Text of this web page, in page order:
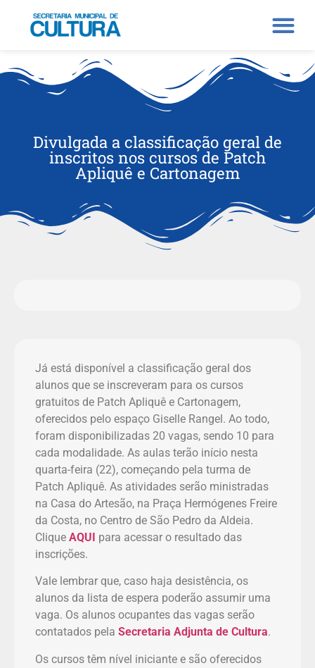
Divulgada a classificação geral de
inscritos nos cursos de Patch
Apliquê e Cartonagem
Já está disponível a classificação geral dos
alunos que se inscreveram para os cursos
gratuitos de Patch Apliquê e Cartonagem,
oferecidos pelo espaço Giselle Rangel. Ao todo,
foram disponibilizadas 20 vagas, sendo 10 para
cada modalidade. As aulas terão início nesta
quarta-feira (22), começando pela turma de
Patch Apliquê. As atividades serão ministradas
na Casa do Artesão, na Praça Hermógenes Freire
da Costa, no Centro de São Pedro da Aldeia.
Clique AQUI para acessar o resultado das
inscrições.
Vale lembrar que, caso haja desistência, os
alunos da lista de espera poderão assumir uma
vaga. Os alunos ocupantes das vagas serão
contatados pela Secretaria Adjunta de Cultura.
Os cursos têm nível iniciante e são oferecidos